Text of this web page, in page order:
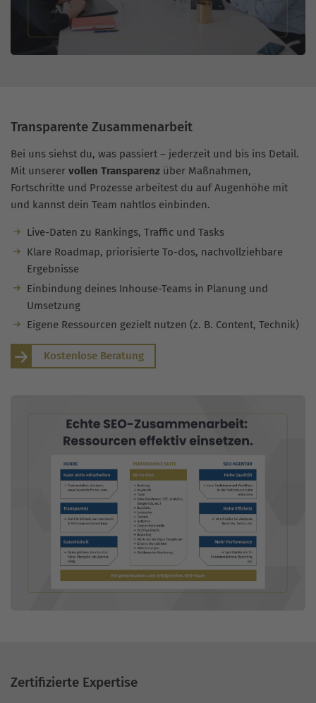
Transparente Zusammenarbeit
Bei uns siehst du, was passiert – jederzeit und bis ins Detail.
Mit unserer vollen Transparenz über Maßnahmen,
Fortschritte und Prozesse arbeitest du auf Augenhöhe mit
und kannst dein Team nahtlos einbinden.
Live-Daten zu Rankings, Traffic und Tasks
Klare Roadmap, priorisierte To-dos, nachvollziehbare
Ergebnisse
Einbindung deines Inhouse-Teams in Planung und
Umsetzung
Eigene Ressourcen gezielt nutzen (z. B. Content, Technik)
Kostenlose Beratung
Zertifizierte Expertise